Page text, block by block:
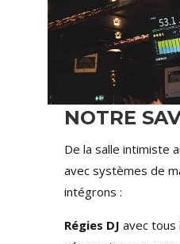
NOTRE
De la salle intimiste
avec systèmes de
intégrons :
Régies DJ avec tous